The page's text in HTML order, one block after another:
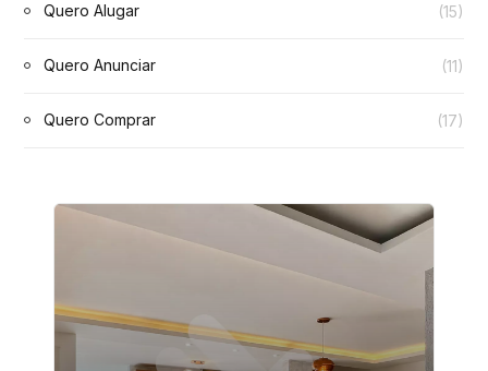
Quero Alugar (15)
Quero Anunciar (11)
Quero Comprar (17)